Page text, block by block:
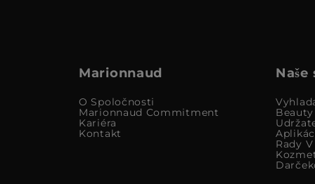
Marionnaud
O Spoločnosti
Marionnaud Commitment
Kariéra
Kontakt
Naše
Rady